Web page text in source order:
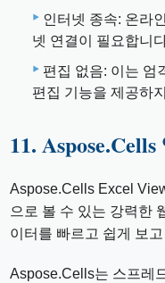
인터넷 종속: 온라
넷 연결이 필요합니
편집 없음: 이는 엄
편집 기능을 제공하
11.
Aspose.Cells Excel
으로 볼 수 있는 강력한
이터를 빠르고 쉽게 보
Aspose.Cells는 스프레